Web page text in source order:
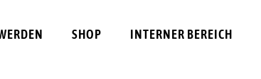
SHOP INTERNER BEREICH